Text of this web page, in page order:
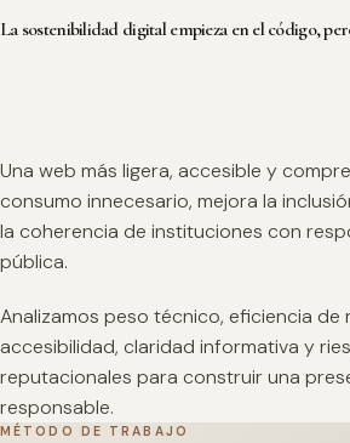
La sostenibilidad digital empieza en el código,
Una web más ligera, accesible y
consumo innecesario, mejora la
la coherencia de instituciones con
pública.
Analizamos peso técnico, eficiencia de
accesibilidad, claridad informativa y
reputacionales para construir una
responsable.
MÉTODO DE TRABAJO